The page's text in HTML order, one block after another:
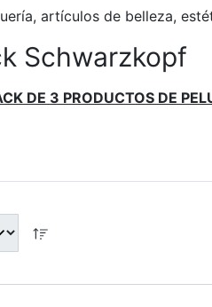
artículos de belleza,
Schwarzkopf
DE 3 PRODUCTOS DE